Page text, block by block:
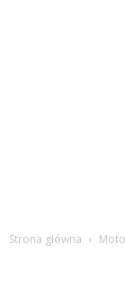
Strona główna